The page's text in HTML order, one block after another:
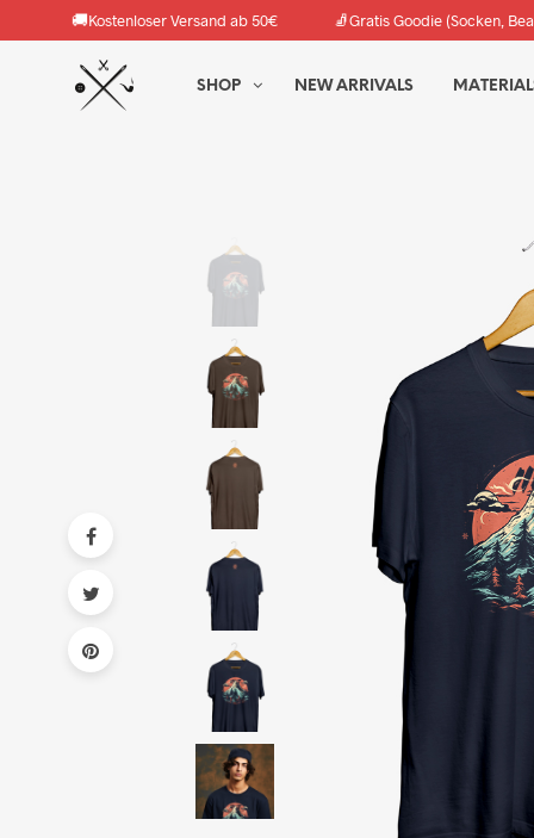
🚚Kostenloser Versand ab 50€ 🧦Gratis Goodie (Socken,
SHOP NEW ARRIVALS